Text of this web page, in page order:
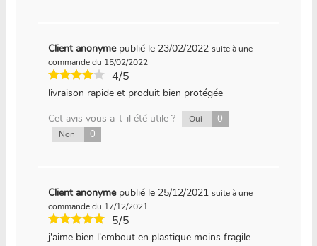
Client anonyme publié le 23/02/2022 suite à une
commande du 15/02/2022
4/5
livraison rapide et produit bien protégée
Cet avis vous a-t-il été utile ?
Oui 0
Non 0
Client anonyme publié le 25/12/2021 suite à une
commande du 17/12/2021
5/5
j'aime bien l'embout en plastique moins fragile